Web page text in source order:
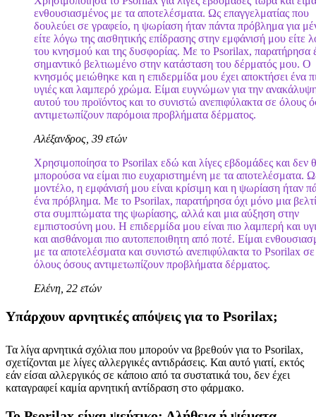
ενθουσιασμένος με τα αποτελέσματα. Ως επαγγελματίας που
δουλεύει σε γραφείο, η ψωρίαση ήταν πάντα πρόβλημα για
είτε λόγω της αισθητικής επίδρασης στην εμφάνισή μου είτε
του κνησμού και της δυσφορίας. Με το Psorilax, παρατήρησα
σημαντικό βελτιωμένο στην κατάσταση του δέρματός μου. Ο
κνησμός μειώθηκε και η επιδερμίδα μου έχει αποκτήσει ένα
υγιές και λαμπερό χρώμα. Είμαι ευγνώμων για την
αυτού του προϊόντος και το συνιστώ ανεπιφύλακτα σε όλους
αντιμετωπίζουν παρόμοια προβλήματα δέρματος.
Αλέξανδρος, 39 ετών
Χρησιμοποίησα το Psorilax εδώ και λίγες εβδομάδες και δεν
μπορούσα να είμαι πιο ευχαριστημένη με τα αποτελέσματα.
μοντέλο, η εμφάνισή μου είναι κρίσιμη και η ψωρίαση ήταν
ένα πρόβλημα. Με το Psorilax, παρατήρησα όχι μόνο μια
στα συμπτώματα της ψωρίασης, αλλά και μια αύξηση στην
εμπιστοσύνη μου. Η επιδερμίδα μου είναι πιο λαμπερή και
και αισθάνομαι πιο αυτοπεποιθητη από ποτέ. Είμαι
με τα αποτελέσματα και συνιστώ ανεπιφύλακτα το Psorilax σε
όλους όσους αντιμετωπίζουν προβλήματα δέρματος.
Ελένη, 22 ετών
Υπάρχουν αρνητικές απόψεις για το Psorilax;
Τα λίγα αρνητικά σχόλια που μπορούν να βρεθούν για το Psorilax,
σχετίζονται με λίγες αλλεργικές αντιδράσεις. Και αυτό γιατί, εκτός
εάν είσαι αλλεργικός σε κάποιο από τα συστατικά του, δεν έχει
καταγραφεί καμία αρνητική αντίδραση στο φάρμακο.